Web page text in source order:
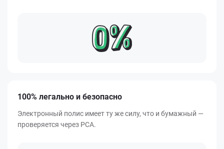
100% легально и безопасно
Электронный полис имеет ту же силу, что и бумажный —
проверяется через РСА.